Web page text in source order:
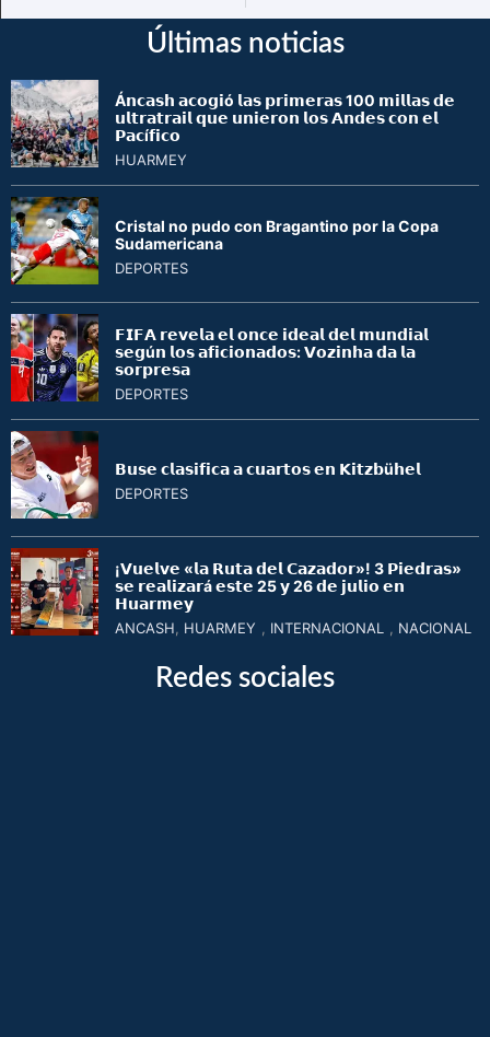
Últimas noticias
Á𝗻𝗰𝗮𝘀𝗵 𝗮𝗰𝗼𝗴𝗶ó 𝗹𝗮𝘀 𝗽𝗿𝗶𝗺𝗲𝗿𝗮𝘀 100 𝗺𝗶𝗹𝗹𝗮𝘀 𝗱𝗲
𝘂𝗹𝘁𝗿𝗮𝘁𝗿𝗮𝗶𝗹 𝗾𝘂𝗲 𝘂𝗻𝗶𝗲𝗿𝗼𝗻 𝗹𝗼𝘀 𝗔𝗻𝗱𝗲𝘀 𝗰𝗼𝗻 𝗲𝗹
𝗣𝗮𝗰í𝗳𝗶𝗰𝗼
HUARMEY
Cristal no pudo con Bragantino por la Copa
Sudamericana
DEPORTES
𝗙𝗜𝗙𝗔 𝗿𝗲𝘃𝗲𝗹𝗮 𝗲𝗹 𝗼𝗻𝗰𝗲 𝗶𝗱𝗲𝗮𝗹 𝗱𝗲𝗹 𝗺𝘂𝗻𝗱𝗶𝗮𝗹
𝘀𝗲𝗴ú𝗻 𝗹𝗼𝘀 𝗮𝗳𝗶𝗰𝗶𝗼𝗻𝗮𝗱𝗼𝘀: 𝗩𝗼𝘇𝗶𝗻𝗵𝗮 𝗱𝗮 𝗹𝗮
𝘀𝗼𝗿𝗽𝗿𝗲𝘀𝗮
DEPORTES
𝗕𝘂𝘀𝗲 𝗰𝗹𝗮𝘀𝗶𝗳𝗶𝗰𝗮 𝗮 𝗰𝘂𝗮𝗿𝘁𝗼𝘀 𝗲𝗻 𝗞𝗶𝘁𝘇𝗯ü𝗵𝗲𝗹
DEPORTES
¡𝗩𝘂𝗲𝗹𝘃𝗲 «𝗹𝗮 𝗥𝘂𝘁𝗮 𝗱𝗲𝗹 𝗖𝗮𝘇𝗮𝗱𝗼𝗿»! 3 𝗣𝗶𝗲𝗱𝗿𝗮𝘀»
𝘀𝗲 𝗿𝗲𝗮𝗹𝗶𝘇𝗮𝗿á 𝗲𝘀𝘁𝗲 25 𝘆 26 𝗱𝗲 𝗷𝘂𝗹𝗶𝗼 𝗲𝗻
𝗛𝘂𝗮𝗿𝗺𝗲𝘆
ANCASH, HUARMEY , INTERNACIONAL , NACIONAL
Redes sociales